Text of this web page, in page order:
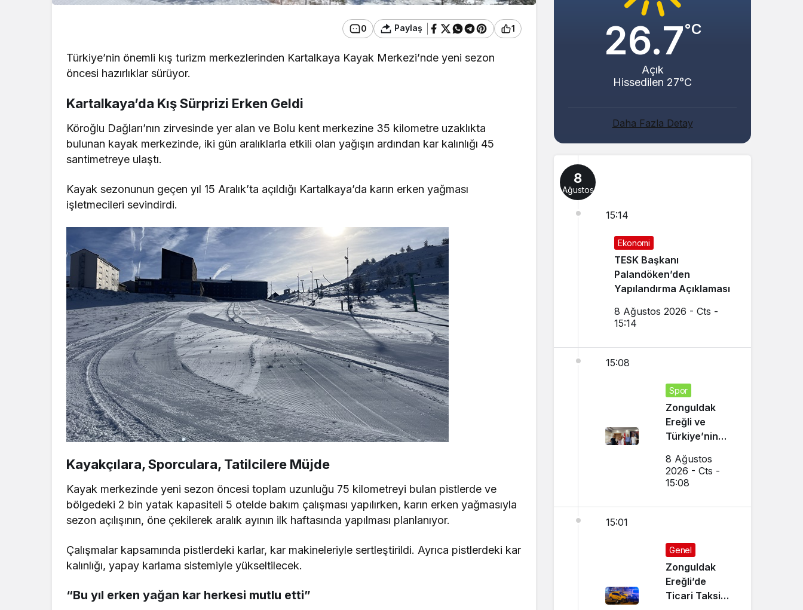
0 Paylaş 1
Türkiye’nin önemli kış turizm merkezlerinden Kartalkaya Kayak Merkezi’nde yeni sezon
öncesi hazırlıklar sürüyor.
Kartalkaya’da Kış Sürprizi Erken Geldi
Köroğlu Dağları’nın zirvesinde yer alan ve Bolu kent merkezine 35 kilometre uzaklıkta
bulunan kayak merkezinde, iki gün aralıklarla etkili olan yağışın ardından kar kalınlığı 45
santimetreye ulaştı.
Kayak sezonunun geçen yıl 15 Aralık’ta açıldığı Kartalkaya’da karın erken yağması
işletmecileri sevindirdi.
Kayakçılara, Sporculara, Tatilcilere Müjde
Kayak merkezinde yeni sezon öncesi toplam uzunluğu 75 kilometreyi bulan pistlerde ve
bölgedeki 2 bin yatak kapasiteli 5 otelde bakım çalışması yapılırken, karın erken yağmasıyla
sezon açılışının, öne çekilerek aralık ayının ilk haftasında yapılması planlanıyor.
Çalışmalar kapsamında pistlerdeki karlar, kar makineleriyle sertleştirildi. Ayrıca pistlerdeki kar
kalınlığı, yapay karlama sistemiyle yükseltilecek.
“Bu yıl erken yağan kar herkesi mutlu etti”
26.7°C
Açık
Hissedilen 27°C
Daha Fazla Detay
8
Ağustos
15:14
Ekonomi
TESK Başkanı
Palandöken’den
Yapılandırma Açıklaması
8 Ağustos 2026 - Cts -
15:14
15:08
Spor
Zonguldak
Ereğli ve
Türkiye’nin
8 Ağustos
2026 - Cts -
15:08
15:01
Genel
Zonguldak
Ereğli’de
Ticari Taksi